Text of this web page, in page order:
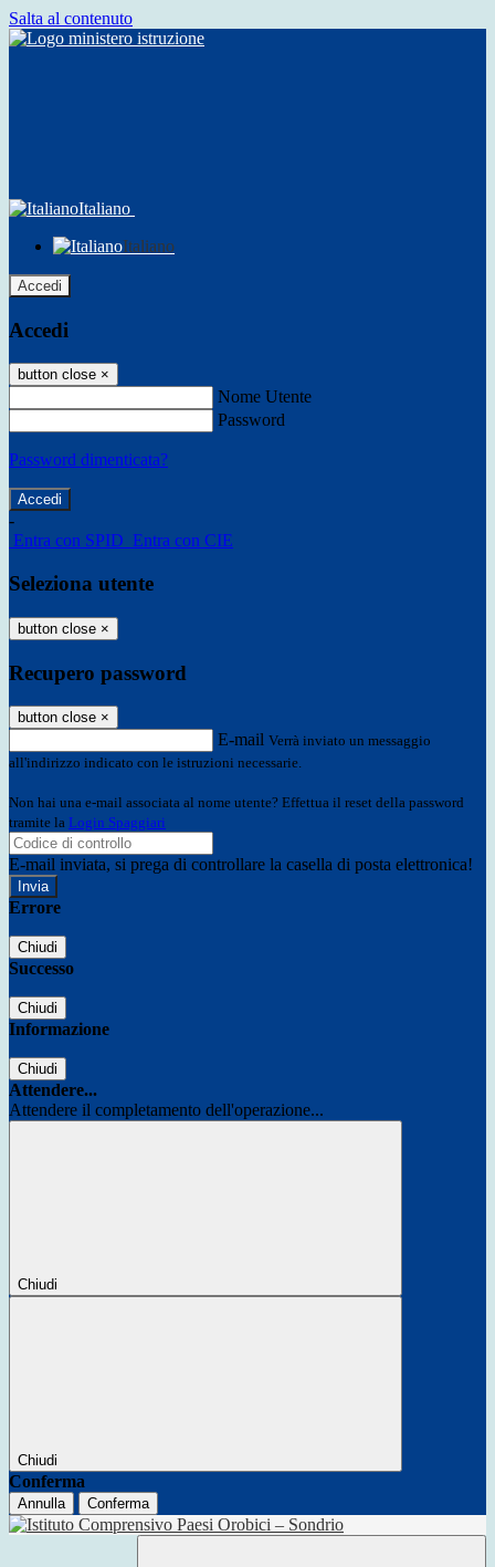
Salta al contenuto
Italiano
Italiano
Accedi
Accedi
button close ×
Nome Utente
Password
Password dimenticata?
-
Entra con SPID Entra con CIE
Seleziona utente
button close ×
Recupero password
button close ×
E-mail Verrà inviato un messaggio
all'indirizzo indicato con le istruzioni necessarie.
Non hai una e-mail associata al nome utente? Effettua il reset della password
tramite la Login Spaggiari
E-mail inviata, si prega di controllare la casella di posta elettronica!
Errore
Chiudi
Successo
Chiudi
Informazione
Chiudi
Attendere...
Attendere il completamento dell'operazione...
Chiudi
Chiudi
Conferma
Annulla Conferma